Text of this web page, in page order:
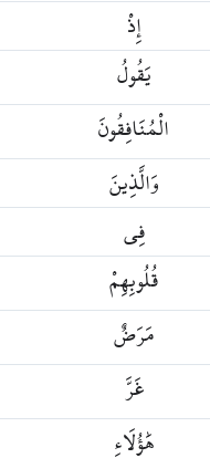
إِذْ
يَقُولُ
الْمُنَافِقُونَ
وَالَّذِينَ
فِي
قُلُوبِهِمْ
مَرَضٌ
غَرَّ
هَٰؤُلَاءِ